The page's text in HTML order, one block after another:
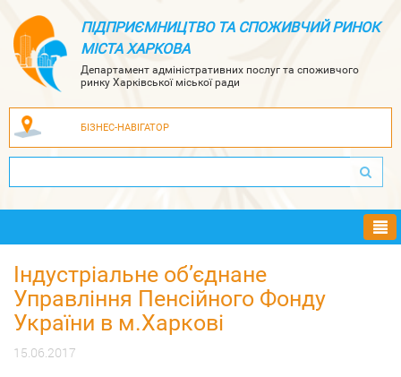
ПІДПРИЄМНИЦТВО ТА СПОЖИВЧИЙ РИНОК
МІСТА ХАРКОВА
Департамент адміністративних послуг та споживчого
ринку Харківської міської ради
БІЗНЕС-НАВІГАТОР
Індустріальне об’єднане
Управління Пенсійного Фонду
України в м.Харкові
15.06.2017